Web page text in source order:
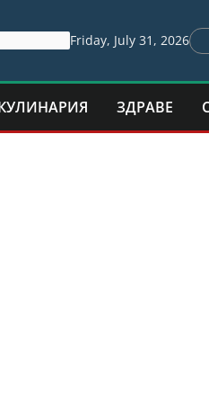
Friday, July 31, 2026
ЗДРАВЕ